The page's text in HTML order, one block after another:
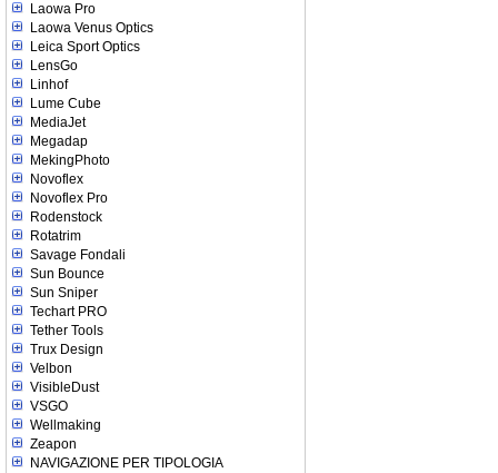
Laowa Pro
Laowa Venus Optics
Leica Sport Optics
LensGo
Linhof
Lume Cube
MediaJet
Megadap
MekingPhoto
Novoflex
Novoflex Pro
Rodenstock
Rotatrim
Savage Fondali
Sun Bounce
Sun Sniper
Techart PRO
Tether Tools
Trux Design
Velbon
VisibleDust
VSGO
Wellmaking
Zeapon
NAVIGAZIONE PER TIPOLOGIA